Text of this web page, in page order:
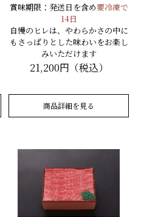
賞味期限：発送日を含め要冷凍で
14日
自慢のヒレは、やわらかさの中に
もさっぱりとした味わいをお楽し
みいただけます
21,200円（税込）
商品詳細を見る